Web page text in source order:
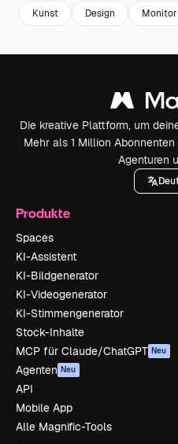
Kunst Design Monitor
Die kreative Plattform, um
Mehr als 1 Million
Agenturen
Produkte
Spaces
KI-Assistent
KI-Bildgenerator
KI-Videogenerator
KI-Stimmengenerator
Stock-Inhalte
MCP für Claude/ChatGPT Neu
Agenten Neu
API
Mobile App
Alle Magnific-Tools